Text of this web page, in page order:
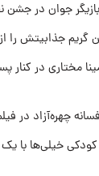
رونالدو از
جوان در جشن
گریم جذابیتش
مختاری در کنار
چهره‌آزاد در
خیلی‌ها با